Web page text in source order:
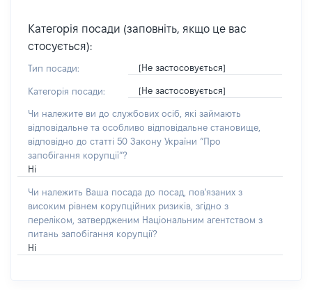
Категорія посади (заповніть, якщо це вас
стосується):
Тип посади: [Не застосовується]
Категорія посади: [Не застосовується]
Чи належите ви до службових осіб, які займають
відповідальне та особливо відповідальне становище,
відповідно до статті 50 Закону України “Про
запобігання корупції”?
Ні
Чи належить Ваша посада до посад, пов'язаних з
високим рівнем корупційних ризиків, згідно з
переліком, затвердженим Національним агентством з
питань запобігання корупції?
Ні